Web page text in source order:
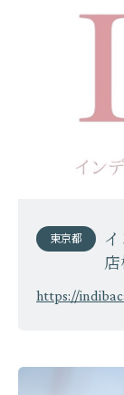
東京都
店
https://